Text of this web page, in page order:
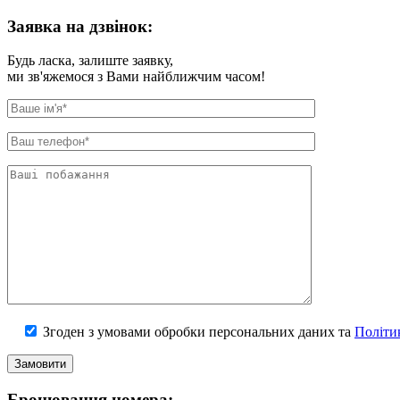
Заявка на дзвiнок:
Будь ласка, залиште заявку,
ми зв'яжемося з Вами найближчим часом!
Згоден з умовами обробки персональних даних та